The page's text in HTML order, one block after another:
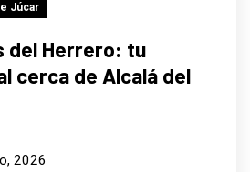
Júcar
del Herrero: tu
cerca de Alcalá del
2026